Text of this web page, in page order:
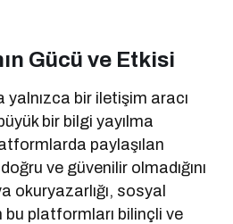
Gücü ve Etkisi
bir iletişim aracı
bir bilgi yayılma
paylaşılan
ve güvenilir olmadığını
okuryazarlığı, sosyal
bu platformları bilinçli ve